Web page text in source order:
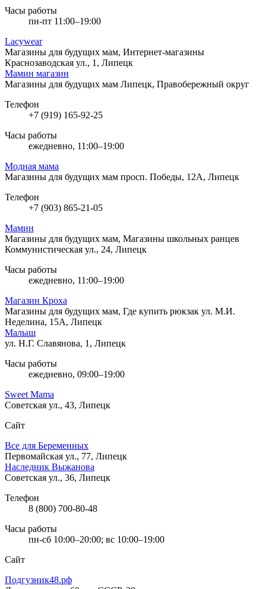
Часы работы
пн-пт 11:00–19:00
Lacywear
Магазины для будущих мам, Интернет-магазины
Краснозаводская ул., 1, Липецк
Мамин магазин
Магазины для будущих мам Липецк, Правобережный округ
Телефон
+7 (919) 165-92-25
Часы работы
ежедневно, 11:00–19:00
Модная мама
Магазины для будущих мам просп. Победы, 12А, Липецк
Телефон
+7 (903) 865-21-05
Мамин
Магазины для будущих мам, Магазины школьных ранцев
Коммунистическая ул., 24, Липецк
Часы работы
ежедневно, 11:00–19:00
Магазин Кроха
Магазины для будущих мам, Где купить рюкзак ул. М.И.
Неделина, 15А, Липецк
Малыш
ул. Н.Г. Славянова, 1, Липецк
Часы работы
ежедневно, 09:00–19:00
Sweet Mama
Советская ул., 43, Липецк
Сайт
Все для Беременных
Первомайская ул., 77, Липецк
Наследник Выжанова
Советская ул., 36, Липецк
Телефон
8 (800) 700-80-48
Часы работы
пн-сб 10:00–20:00; вс 10:00–19:00
Сайт
Подгузник48.рф